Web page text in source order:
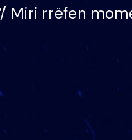
Miri rrëfen
zilja e mëngjesit